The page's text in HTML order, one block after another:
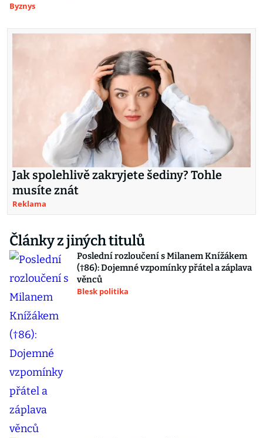
Byznys
Jak spolehlivě zakryjete šediny? Tohle
musíte znát
Reklama
Články z jiných titulů
Poslední rozloučení s Milanem Knížákem
(†86): Dojemné vzpomínky přátel a záplava
věnců
Blesk politika